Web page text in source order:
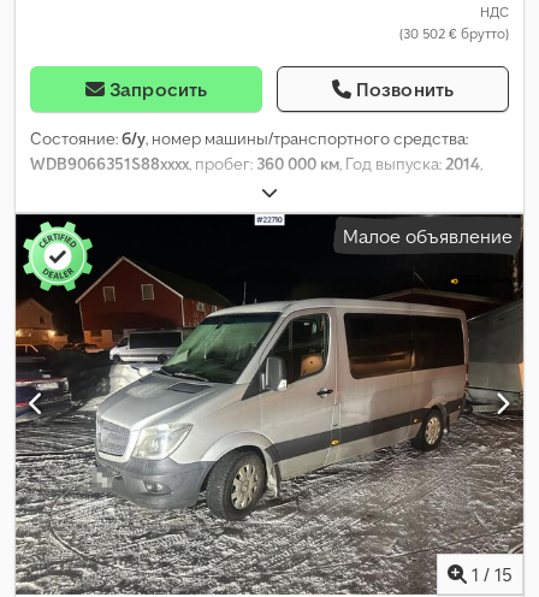
НДС
(30 502 € брутто)
Запросить Позвонить
Состояние:б/у, номер машины/транспортного средства:
WDB9066351S88xxxx , пробег: 360 000 км , Год выпуска: 2014
Малое объявление
1 / 15